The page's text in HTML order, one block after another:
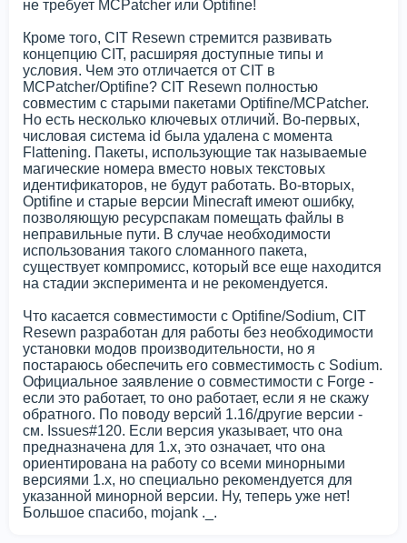
не требует MCPatcher или Optifine!
Кроме того, CIT Resewn стремится развивать
концепцию CIT, расширяя доступные типы и
условия. Чем это отличается от CIT в
MCPatcher/Optifine? CIT Resewn полностью
совместим с старыми пакетами Optifine/MCPatcher.
Но есть несколько ключевых отличий. Во-первых,
числовая система id была удалена с момента
Flattening. Пакеты, использующие так называемые
магические номера вместо новых текстовых
идентификаторов, не будут работать. Во-вторых,
Optifine и старые версии Minecraft имеют ошибку,
позволяющую ресурспакам помещать файлы в
неправильные пути. В случае необходимости
использования такого сломанного пакета,
существует компромисс, который все еще находится
на стадии эксперимента и не рекомендуется.
Что касается совместимости с Optifine/Sodium, CIT
Resewn разработан для работы без необходимости
установки модов производительности, но я
постараюсь обеспечить его совместимость с Sodium.
Официальное заявление о совместимости с Forge -
если это работает, то оно работает, если я не скажу
обратного. По поводу версий 1.16/другие версии -
см. Issues#120. Если версия указывает, что она
предназначена для 1.x, это означает, что она
ориентирована на работу со всеми минорными
версиями 1.x, но специально рекомендуется для
указанной минорной версии. Ну, теперь уже нет!
Большое спасибо, mojank ._.